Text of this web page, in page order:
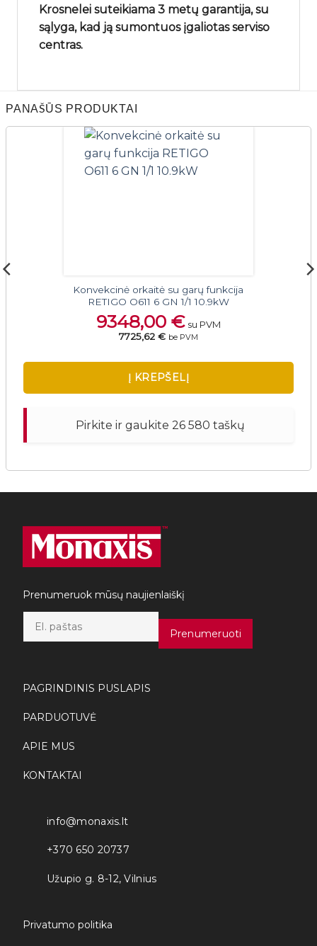
Krosnelei suteikiama 3 metų garantija, su
sąlyga, kad ją sumontuos įgaliotas serviso
centras.
PANAŠŪS PRODUKTAI
Konvekcinė orkaitė su garų funkcija
RETIGO O611 6 GN 1/1 10.9kW
9348,00 € su PVM
7725,62 € be PVM
Į KREPŠELĮ
Pirkite ir gaukite 26 580 taškų
Prenumeruok mūsų naujienlaiškį
*
Prenumeruoti
PAGRINDINIS PUSLAPIS
PARDUOTUVĖ
APIE MUS
KONTAKTAI
info@monaxis.lt
+370 650 20737
Užupio g. 8-12, Vilnius
Privatumo politika